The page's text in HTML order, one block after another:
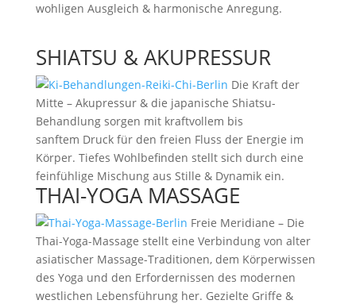
wohligen Ausgleich & harmonische Anregung.
SHIATSU & AKUPRESSUR
Die Kraft der
Mitte – Akupressur & die japanische Shiatsu-
Behandlung sorgen mit kraftvollem bis
sanftem Druck für den freien Fluss der Energie im
Körper. Tiefes Wohlbefinden stellt sich durch eine
feinfühlige Mischung aus Stille & Dynamik ein.
THAI-YOGA MASSAGE
Freie Meridiane – Die
Thai-Yoga-Massage stellt eine Verbindung von alter
asiatischer Massage-Traditionen, dem Körperwissen
des Yoga und den Erfordernissen des modernen
westlichen Lebensführung her. Gezielte Griffe &